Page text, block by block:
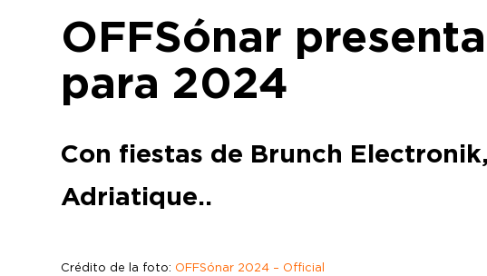
OFFSónar
para 2024
Con fiestas de Brunch
Adriatique..
Crédito de la foto: OFFSónar 2024 – Official